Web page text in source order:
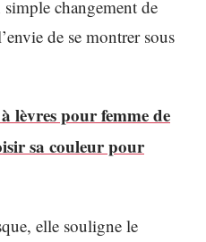
changement de
de se montrer sous
lèvres pour femme de
sa couleur pour
elle souligne le